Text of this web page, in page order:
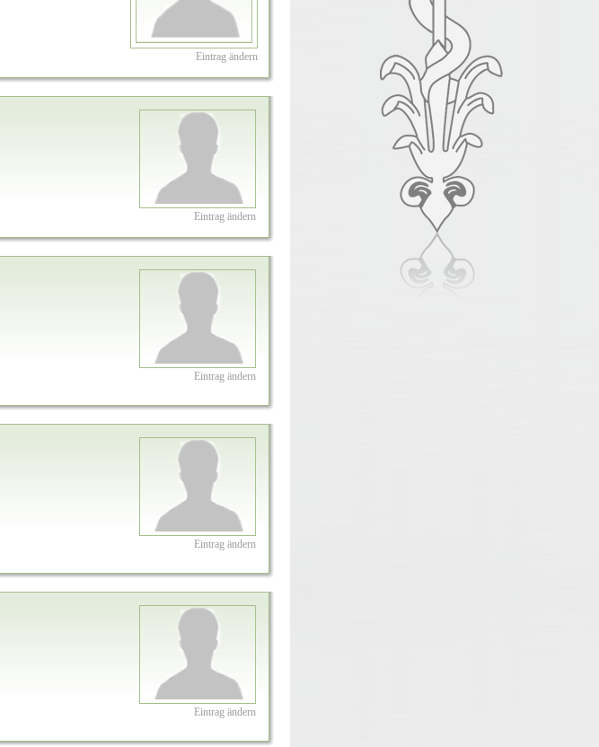
Eintrag ändern
Eintrag ändern
Eintrag ändern
Eintrag ändern
Eintrag ändern